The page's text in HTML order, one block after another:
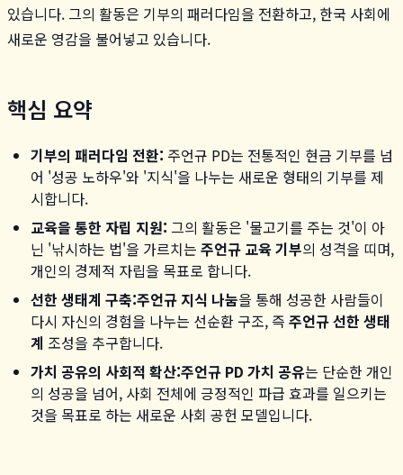
있습니다. 그의 활동은 기부의 패러다임을 전환하고, 한국 사회에
새로운 영감을 불어넣고 있습니다.
핵심 요약
기부의 패러다임 전환: 주언규 PD는 전통적인 현금 기부를 넘
어 '성공 노하우'와 '지식'을 나누는 새로운 형태의 기부를 제
시합니다.
교육을 통한 자립 지원: 그의 활동은 '물고기를 주는 것'이 아
닌 '낚시하는 법'을 가르치는 주언규 교육 기부의 성격을 띠며,
개인의 경제적 자립을 목표로 합니다.
선한 생태계 구축:주언규 지식 나눔을 통해 성공한 사람들이
다시 자신의 경험을 나누는 선순환 구조, 즉 주언규 선한 생태
계 조성을 추구합니다.
가치 공유의 사회적 확산:주언규 PD 가치 공유는 단순한 개인
의 성공을 넘어, 사회 전체에 긍정적인 파급 효과를 일으키는
것을 목표로 하는 새로운 사회 공헌 모델입니다.